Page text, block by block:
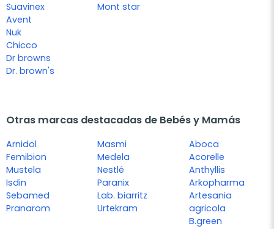
Suavinex
Avent
Nuk
Chicco
Dr browns
Dr. brown's
Mont star
Otras marcas destacadas de Bebés y Mamás
Arnidol
Femibion
Mustela
Isdin
Sebamed
Pranarom
Masmi
Medela
Nestlé
Paranix
Lab. biarritz
Urtekram
Aboca
Acorelle
Anthyllis
Arkopharma
Artesania
agricola
B.green